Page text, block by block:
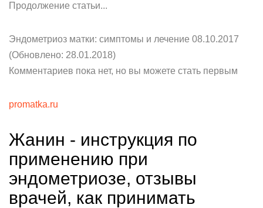
Продолжение статьи...
Эндометриоз матки: симптомы и лечение 08.10.2017
(Обновлено: 28.01.2018)
Комментариев пока нет, но вы можете стать первым
promatka.ru
Жанин - инструкция по
применению при
эндометриозе, отзывы
врачей, как принимать